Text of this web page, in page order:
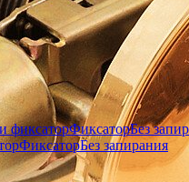
фиксаторФиксаторБез
ФиксаторБез запирания